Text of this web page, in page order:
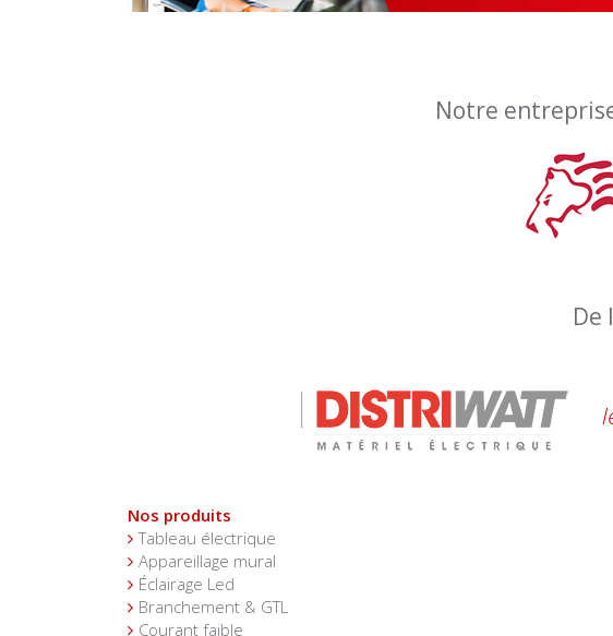
Notre
De
Nos produits
Tableau électrique
Appareillage mural
Éclairage Led
Branchement & GTL
Courant faible